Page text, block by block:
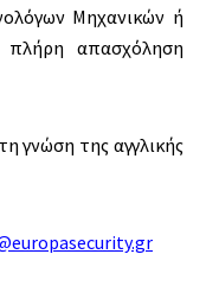
Μηχανικών ή
πλήρη απασχόληση
γνώση της αγγλικής